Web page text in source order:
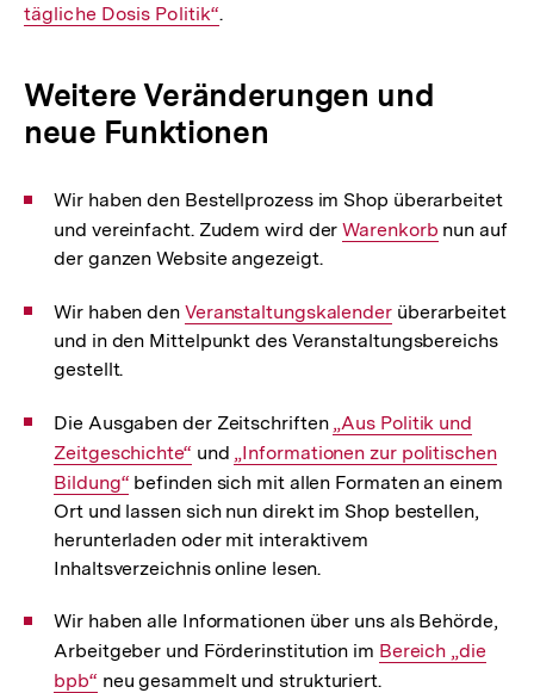
tägliche Dosis Politik“.
Weitere Veränderungen und
neue Funktionen
Wir haben den Bestellprozess im Shop überarbeitet
und vereinfacht. Zudem wird derInterner
Warenkorb nun auf
der ganzen Website angezeigt.
Wir haben den Interner
Link:
Veranstaltungskalenderüberarbeitet
und in den Mittelpunkt des Veranstaltungsbereichs
gestellt.
Die Ausgaben der Zeitschriften Interner
Link:
„Aus Politik und
Zeitgeschichte“und Interner
Link:
„Informationen zur politischen
Bildung“befinden sich mit allen Formaten an einem
Ort und lassen sich nun direkt im Shop bestellen,
herunterladen oder mit interaktivem
Inhaltsverzeichnis online lesen.
Wir haben alle Informationen über uns als Behörde,
Arbeitgeber und Förderinstitution im Interner
Link:
Bereich „die
bpb“neu gesammelt und strukturiert.